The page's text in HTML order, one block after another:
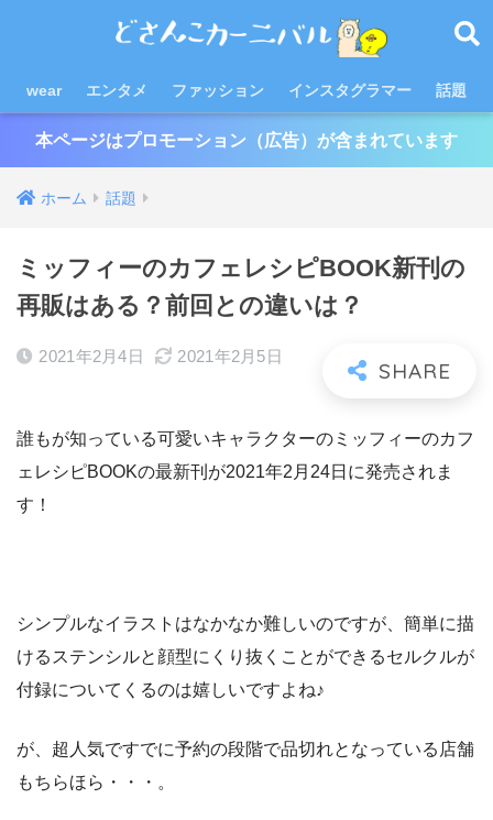
wear エンタメ ファッション インスタグラマー 話題
本ページはプロモーション（広告）が含まれています
ホーム 話題
ミッフィーのカフェレシピBOOK新刊の
再販はある？前回との違いは？
2021年2月4日 2021年2月5日
誰もが知っている可愛いキャラクターのミッフィーのカフ
ェレシピBOOKの最新刊が2021年2月24日に発売されま
す！
シンプルなイラストはなかなか難しいのですが、簡単に描
けるステンシルと顔型にくり抜くことができるセルクルが
付録についてくるのは嬉しいですよね♪
が、超人気ですでに予約の段階で品切れとなっている店舗
もちらほら・・・。